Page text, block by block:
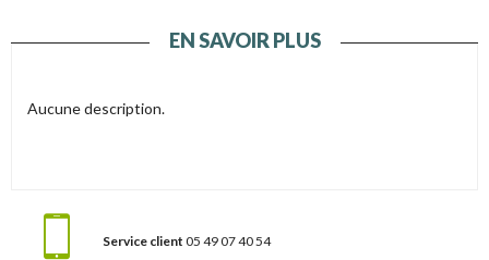
EN SAVOIR PLUS
Aucune description.
Service client 05 49 07 40 54